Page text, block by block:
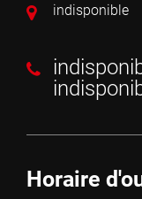
indisponible
Horaire